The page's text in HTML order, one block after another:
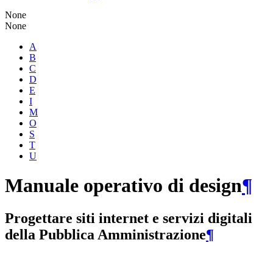
None
None
A
B
C
D
E
I
M
O
S
T
U
Manuale operativo di design¶
Progettare siti internet e servizi digitali
della Pubblica Amministrazione¶